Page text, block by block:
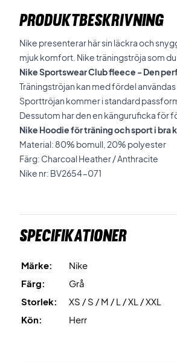
PRODUKTBESKRIVNING
Nike presenterar här sin läckra och
mjuk komfort. Nike träningströja som
Nike Sportswear Club fleece - Den
Träningströjan kan med fördel
Sporttröjan kommer i standard
Dessutom har den en känguruficka för
Nike Hoodie för träning och sport i
Material: 80% bomull, 20% polyester
Färg: Charcoal Heather / Anthracite
Nike nr: BV2654-071
Specifikationer
Märke:
Nike
Färg:
Grå
Storlek:
XS / S / M / L / XL / XXL
Kön:
Herr